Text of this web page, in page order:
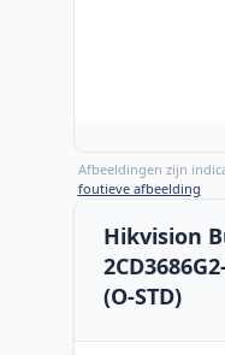
Afbeeldingen zijn
foutieve afbeelding
Hikvision
(O-STD)